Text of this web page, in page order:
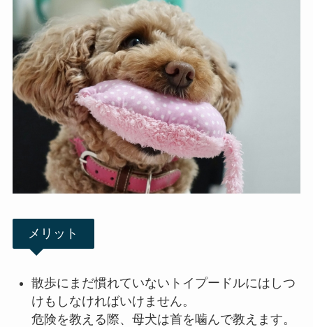
メリット
散歩にまだ慣れていないトイプードルにはしつ
けもしなければいけません。
危険を教える際、母犬は首を噛んで教えます。